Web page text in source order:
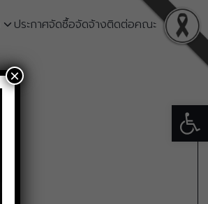
ประกาศจัดซื้อจัดจ้างติดต่อคณะ
×